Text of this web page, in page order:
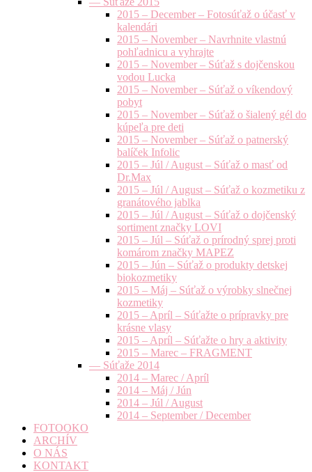
2015 – December – Fotosúťaž o účasť v
kalendári
2015 – November – Navrhnite vlastnú
pohľadnicu a vyhrajte
2015 – November – Súťaž s dojčenskou
vodou Lucka
2015 – November – Súťaž o víkendový
pobyt
2015 – November – Súťaž o šialený gél do
kúpeľa pre deti
2015 – November – Súťaž o patnerský
balíček Infolic
2015 – Júl / August – Súťaž o masť od
Dr.Max
2015 – Júl / August – Súťaž o kozmetiku z
granátového jablka
2015 – Júl / August – Súťaž o dojčenský
sortiment značky LOVI
2015 – Júl – Súťaž o prírodný sprej proti
komárom značky MAPEZ
2015 – Jún – Súťaž o produkty detskej
biokozmetiky
2015 – Máj – Súťaž o výrobky slnečnej
kozmetiky
2015 – Apríl – Súťažte o prípravky pre
krásne vlasy
2015 – Apríl – Súťažte o hry a aktivity
2015 – Marec – FRAGMENT
— Súťaže 2014
2014 – Marec / Apríl
2014 – Máj / Jún
2014 – Júl / August
2014 – September / December
FOTOOKO
ARCHÍV
O NÁS
KONTAKT